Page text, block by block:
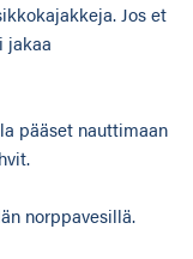
Jos et
jakaa
pääset nauttimaan
norppavesillä.